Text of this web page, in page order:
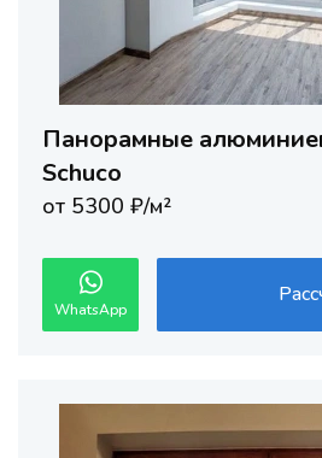
Панорамные
Schuco
от 5300 ₽/м²
WhatsApp